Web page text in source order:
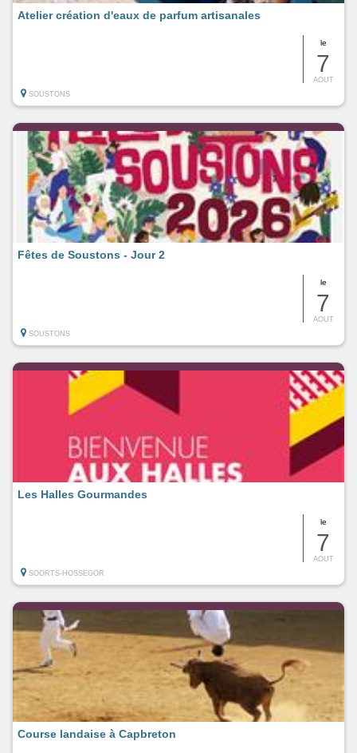
le
7
AOUT
Atelier création d'eaux de parfum artisanales
SOUSTONS
le
7
AOUT
Fêtes de Soustons - Jour 2
SOUSTONS
le
7
AOUT
Les Halles Gourmandes
SOORTS-HOSSEGOR
Course landaise à Capbreton